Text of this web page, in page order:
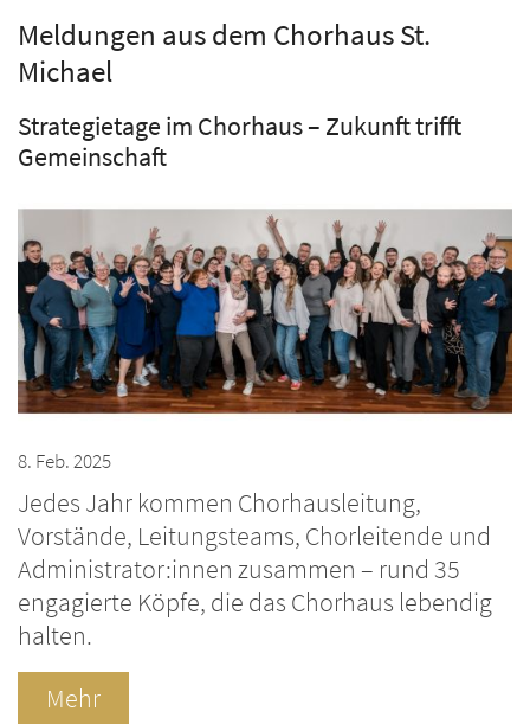
Meldungen aus dem Chorhaus St.
Michael
Strategietage im Chorhaus – Zukunft trifft
Gemeinschaft
8. Feb. 2025
Jedes Jahr kommen Chorhausleitung,
Vorstände, Leitungsteams, Chorleitende und
Administrator:innen zusammen – rund 35
engagierte Köpfe, die das Chorhaus lebendig
halten.
Mehr